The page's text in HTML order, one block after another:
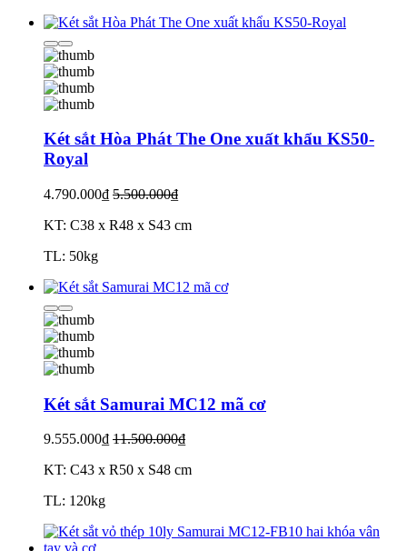
Két sắt Hòa Phát The One xuất khẩu KS50-
Royal
4.790.000₫ 5.500.000₫
KT: C38 x R48 x S43 cm
TL: 50kg
Két sắt Samurai MC12 mã cơ
9.555.000₫ 11.500.000₫
KT: C43 x R50 x S48 cm
TL: 120kg